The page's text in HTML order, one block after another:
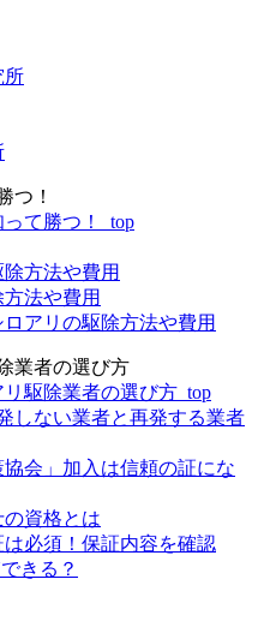
所
つ！
て勝つ！_top
方法や費用
法や費用
アリの駆除方法や費用
業者の選び方
駆除業者の選び方_top
しない業者と再発する業者
協会」加入は信頼の証にな
の資格とは
必須！保証内容を確認
きる？